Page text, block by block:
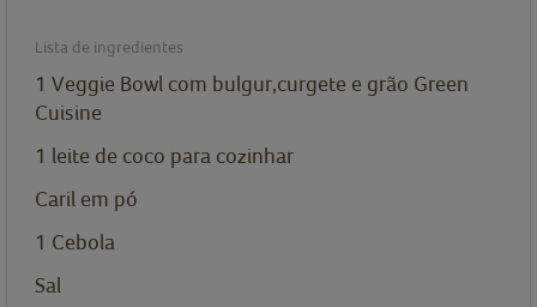
Lista de ingredientes
1 Veggie Bowl com bulgur,curgete e grão Green
Cuisine
1 leite de coco para cozinhar
Caril em pó
1 Cebola
Sal